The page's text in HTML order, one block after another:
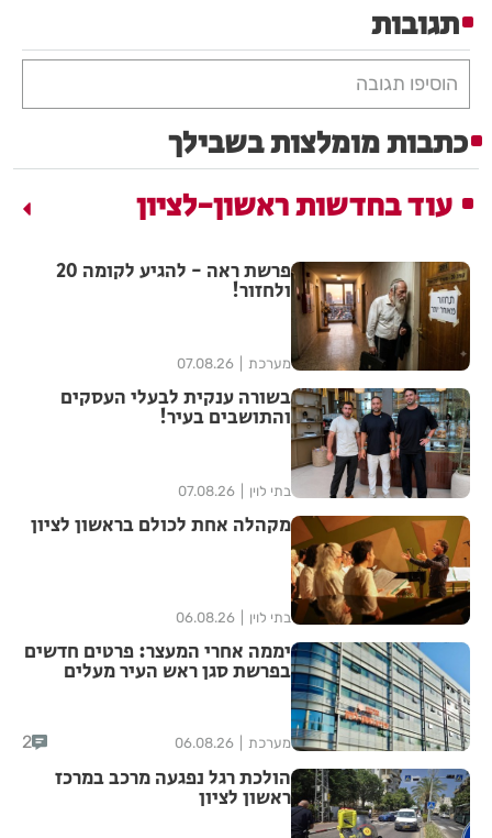
תגובות
הוסיפו תגובה
כתבות מומלצות בשבילך
עוד בחדשות ראשון-לציון
פרשת ראה - להגיע לקומה 20
ולחזור!
מערכת 07.08.26
בשורה ענקית לבעלי העסקים
והתושבים בעיר!
בתי לוין 07.08.26
מקהלה אחת לכולם בראשון לציון
בתי לוין 06.08.26
יממה אחרי המעצר: פרטים חדשים
בפרשת סגן ראש העיר מעלים
מערכת 06.08.26
2
הולכת רגל נפגעה מרכב במרכז
ראשון לציון